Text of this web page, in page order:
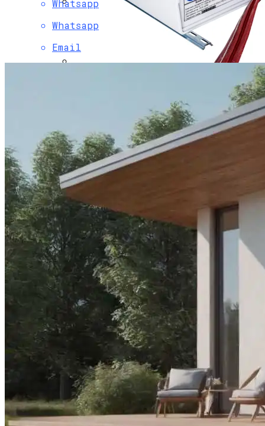
Как Правильно Выбрать Дом Для
Северной Стороны Участка
Мода Для Бизнес-Леди: Как Совмещать
Стиль И Предпринимательство
Летние Десерты: Рецепт Торта-
Мороженого В Стиле Пломбир
Охранно-Защитная Дератизационная
Whatsapp
Whatsapp
Email